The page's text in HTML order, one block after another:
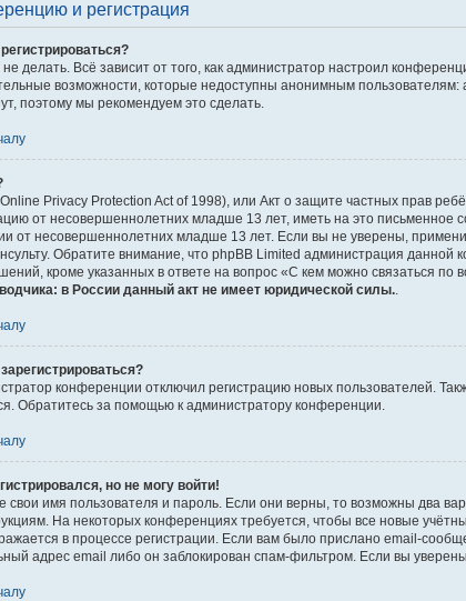
и регистрация
делать. Всё зависит от того, как администратор настроил
возможности, которые недоступны анонимным
поэтому мы рекомендуем это сделать.
Online Privacy Protection Act of 1998), или Акт о защите частных прав
от несовершеннолетних младше 13 лет, иметь на это письменное
от несовершеннолетних младше 13 лет. Если вы не уверены,
Обратите внимание, что phpBB Limited администрация
кроме указанных в ответе на вопрос «С кем можно связаться по
в России данный акт не имеет юридической силы.
конференции отключил регистрацию новых пользователей.
Обратитесь за помощью к администратору конференции.
но не могу войти!
свои имя пользователя и пароль. Если они верны, то возможны два
На некоторых конференциях требуется, чтобы все новые
в процессе регистрации. Если вам было прислано email-
адрес email либо он заблокирован спам-фильтром. Если вы